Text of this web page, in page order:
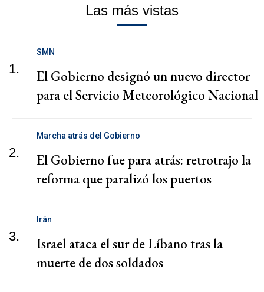
Las más vistas
1.
SMN
El Gobierno designó un nuevo director
para el Servicio Meteorológico Nacional
2.
Marcha atrás del Gobierno
El Gobierno fue para atrás: retrotrajo la
reforma que paralizó los puertos
3.
Irán
Israel ataca el sur de Líbano tras la
muerte de dos soldados